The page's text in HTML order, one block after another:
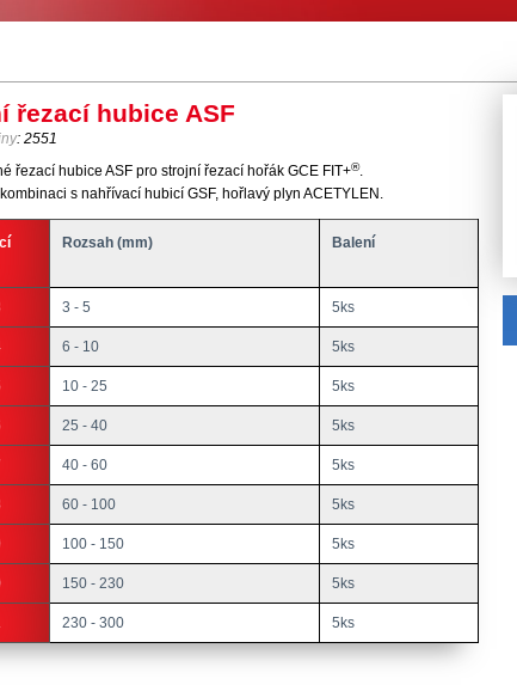
řezací hubice ASF
: 2551
řezací hubice ASF pro strojní řezací hořák GCE FIT+®.
s nahřívací hubicí GSF, hořlavý plyn ACETYLEN.
Rozsah (mm) Balení
3 - 5 5ks
6 - 10 5ks
10 - 25 5ks
25 - 40 5ks
40 - 60 5ks
60 - 100 5ks
100 - 150 5ks
150 - 230 5ks
230 - 300 5ks